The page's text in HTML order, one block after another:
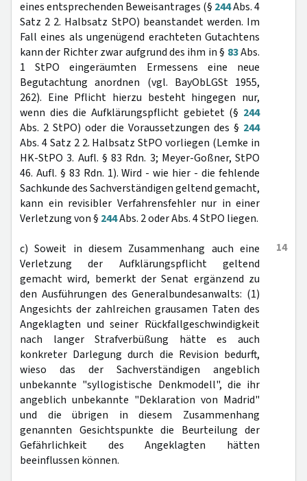
eines entsprechenden Beweisantrages (§ 244Abs. 4
Satz 2 2. Halbsatz StPO) beanstandet werden. Im
Fall eines als ungenügend erachteten Gutachtens
kann der Richter zwar aufgrund des ihm in § 83Abs.
1 StPO eingeräumten Ermessens eine neue
Begutachtung anordnen (vgl. BayObLGSt 1955,
262). Eine Pflicht hierzu besteht hingegen nur,
wenn dies die Aufklärungspflicht gebietet (§ 244
Abs. 2 StPO) oder die Voraussetzungen des § 244
Abs. 4 Satz 2 2. Halbsatz StPO vorliegen (Lemke in
HK-StPO 3. Aufl. § 83 Rdn. 3; Meyer-Goßner, StPO
46. Aufl. § 83 Rdn. 1). Wird - wie hier - die fehlende
Sachkunde des Sachverständigen geltend gemacht,
kann ein revisibler Verfahrensfehler nur in einer
Verletzung von § 244Abs. 2 oder Abs. 4 StPO liegen.
14
c) Soweit in diesem Zusammenhang auch eine
Verletzung der Aufklärungspflicht geltend
gemacht wird, bemerkt der Senat ergänzend zu
den Ausführungen des Generalbundesanwalts: (1)
Angesichts der zahlreichen grausamen Taten des
Angeklagten und seiner Rückfallgeschwindigkeit
nach langer Strafverbüßung hätte es auch
konkreter Darlegung durch die Revision bedurft,
wieso das der Sachverständigen angeblich
unbekannte "syllogistische Denkmodell", die ihr
angeblich unbekannte "Deklaration von Madrid"
und die übrigen in diesem Zusammenhang
genannten Gesichtspunkte die Beurteilung der
Gefährlichkeit des Angeklagten hätten
beeinflussen können.